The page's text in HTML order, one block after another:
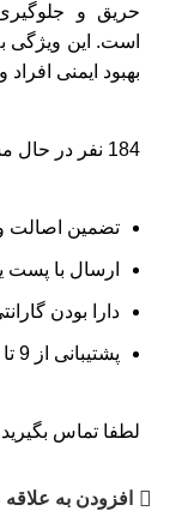
حریق و
است. این ویژگی
بهبود ایمنی
184 نفر در حال
تضمین اصالت
ارسال با پست
دارا بودن
پشتیبانی از 9 تا 17
لطفا تماس
افزودن به